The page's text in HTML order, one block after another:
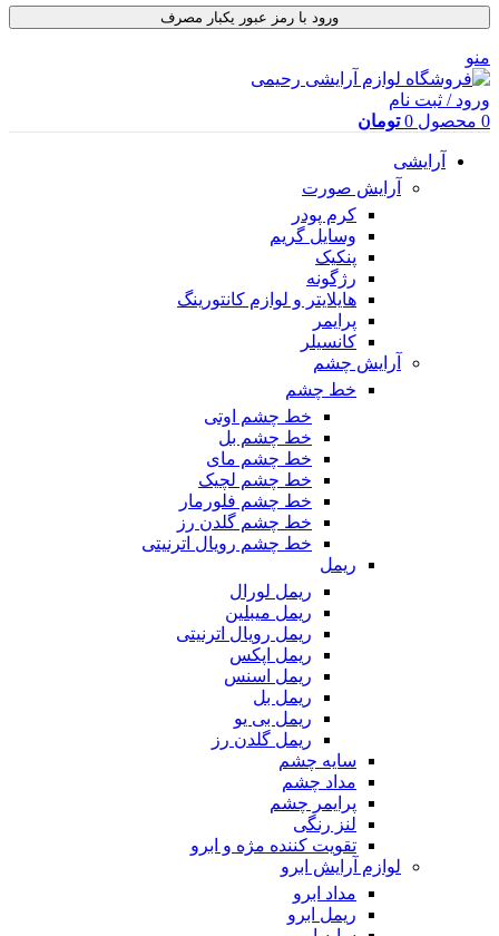
ورود با رمز عبور یکبار مصرف
منو
ورود / ثبت نام
0 محصول 0 تومان
آرایشی
آرایش صورت
کرم پودر
وسایل گریم
پنکیک
رژگونه
هایلایتر و لوازم کانتورینگ
پرایمر
کانسیلر
آرایش چشم
خط چشم
خط چشم اوتی
خط چشم بل
خط چشم مای
خط چشم لچیک
خط چشم فلورمار
خط چشم گلدن رز
خط چشم رویال اترنیتی
ریمل
ریمل لورال
ریمل میبلین
ریمل رویال اترنیتی
ریمل اپکس
ریمل اسنس
ریمل بل
ریمل بی یو
ریمل گلدن رز
سایه چشم
مداد چشم
پرایمر چشم
لنز رنگی
تقویت کننده مژه و ابرو
لوازم آرایش ابرو
مداد ابرو
ریمل ابرو